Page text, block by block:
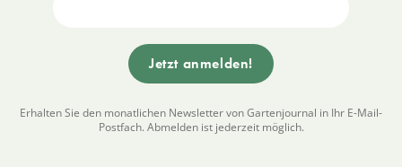
Erhalten Sie den monatlichen Newsletter von Gartenjournal in Ihr E-Mail-
Postfach. Abmelden ist jederzeit möglich.